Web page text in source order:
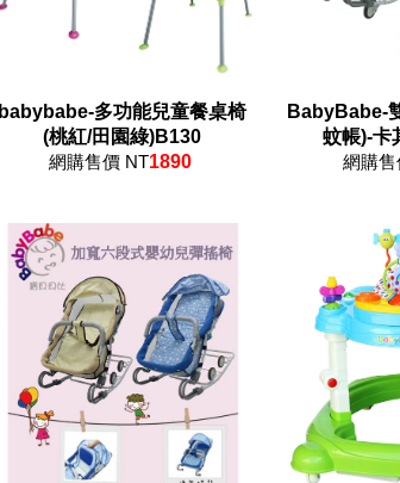
babybabe-多功能兒童餐桌椅
(桃紅/田園綠)B130
網購售價 NT1890
BabyBabe-
蚊帳)-卡
網購